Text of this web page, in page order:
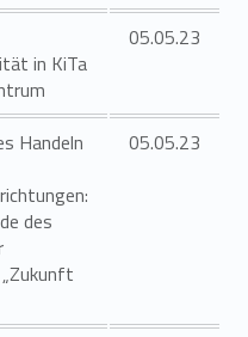
in KiTa
05.05.23
Handeln
des
05.05.23